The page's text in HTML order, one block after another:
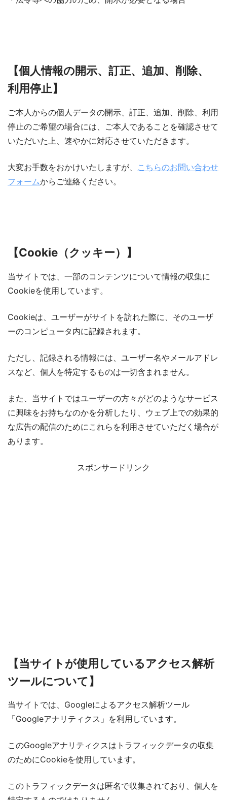
【個人情報の開示、訂正、追加、削除、
利用停止】
ご本人からの個人データの開示、訂正、追加、削除、利用
停止のご希望の場合には、ご本人であることを確認させて
いただいた上、速やかに対応させていただきます。
大変お手数をおかけいたしますが、 こちらのお問い合わせ
フォームからご連絡ください。
【Cookie（クッキー）】
当サイトでは、一部のコンテンツについて情報の収集に
Cookieを使用しています。
Cookieは、ユーザーがサイトを訪れた際に、そのユーザ
ーのコンピュータ内に記録されます。
ただし、記録される情報には、ユーザー名やメールアドレ
スなど、個人を特定するものは一切含まれません。
また、当サイトではユーザーの方々がどのようなサービス
に興味をお持ちなのかを分析したり、ウェブ上での効果的
な広告の配信のためにこれらを利用させていただく場合が
あります。
スポンサードリンク
【当サイトが使用しているアクセス解析
ツールについて】
当サイトでは、Googleによるアクセス解析ツール
「Googleアナリティクス」を利用しています。
このGoogleアナリティクスはトラフィックデータの収集
のためにCookieを使用しています。
このトラフィックデータは匿名で収集されており、個人を